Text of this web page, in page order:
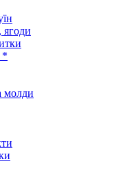
*
молди